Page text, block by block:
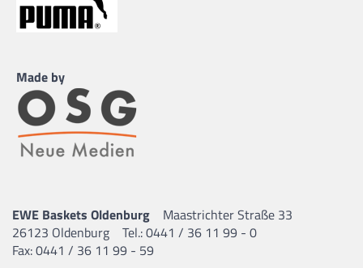
Made by
EWE Baskets Oldenburg
Maastrichter Straße 33
26123 Oldenburg
Tel.: 0441 / 36 11 99 - 0
Fax: 0441 / 36 11 99 - 59